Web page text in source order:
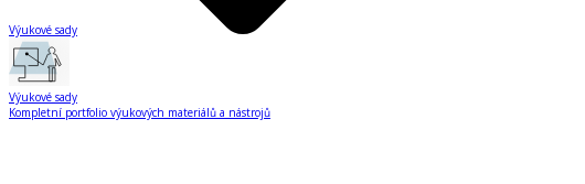
Výukové sady
Výukové sady
Kompletní portfolio výukových materiálů a nástrojů